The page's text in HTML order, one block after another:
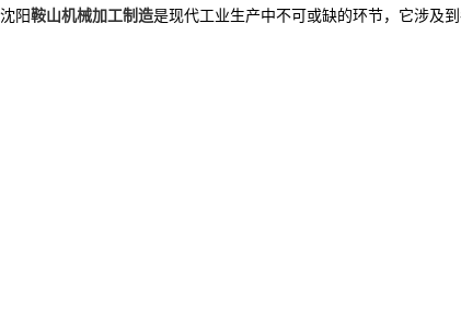
沈阳鞍山机械加工制造是现代工业生产中不可或缺的环节，它涉及